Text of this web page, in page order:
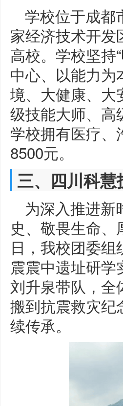
学校位于成都
家经济技术开发
高校。学校坚持
中心、以能力为
境、大健康、大
级技能大师、高
学校拥有医疗
8500元。
三、四川科
为深入推进新
史、敬畏生命
日，我校团委
震震中遗址研学
刘升泉带队，全
搬到抗震救灾纪
续传承。